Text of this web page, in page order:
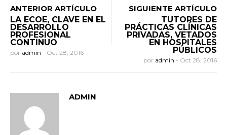
ANTERIOR ARTÍCULO
LA ECOE, CLAVE EN EL
DESARROLLO
PROFESIONAL
CONTINUO
por admin - Oct 28, 2016
SIGUIENTE ARTÍCULO
TUTORES DE
PRÁCTICAS CLÍNICAS
PRIVADAS, VETADOS
EN HOSPITALES
PÚBLICOS
por admin - Oct 28, 2016
ADMIN